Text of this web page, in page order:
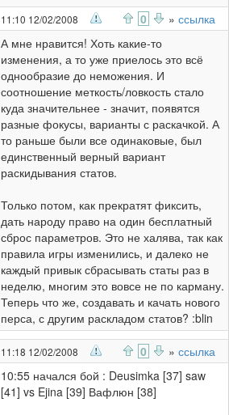
11:10 12/02/2008 0 » ссылка
А мне нравится! Хоть какие-то
изменения, а то уже приелось это всё
однообразие до неможения. И
соотношение меткость/ловкость стало
куда значительнее - значит, появятся
разные фокусы, варианты с раскачкой. А
то раньше были все одинаковые, был
единственный верный вариант
раскидывания статов.
Только потом, как прекратят фиксить,
дать народу право на один бесплатный
сброс параметров. Это не халява, так как
правила игры изменились, и далеко не
каждый привык сбрасывать статы раз в
неделю, многим это вовсе не по карману.
Теперь что же, создавать и качать нового
перса, с другим раскладом статов? :blin
11:18 12/02/2008 0 » ссылка
10:55 начался бой : Deusimka [37] saw
[41] vs Ejina [39] Вафлюн [38]